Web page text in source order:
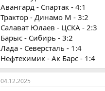
Авангард - Спартак - 4:1
Трактор - Динамо М - 3:2
Салават Юлаев - ЦСКА - 2:3
Барыс - Сибирь - 3:2
Лада - Северсталь - 1:4
Нефтехимик - Ак Барс - 1:4
04.12.2025